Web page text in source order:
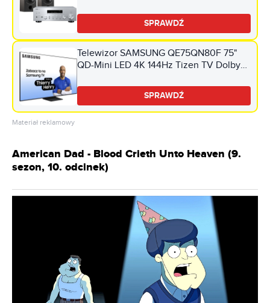
SPRAWDŹ
Telewizor SAMSUNG QE75QN80F 75"
QD-Mini LED 4K 144Hz Tizen TV Dolby
SPRAWDŹ
Materiał reklamowy
American Dad - Blood Crieth Unto Heaven (9.
sezon, 10. odcinek)